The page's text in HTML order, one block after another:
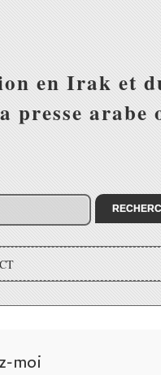
en Irak et
arabe
moi